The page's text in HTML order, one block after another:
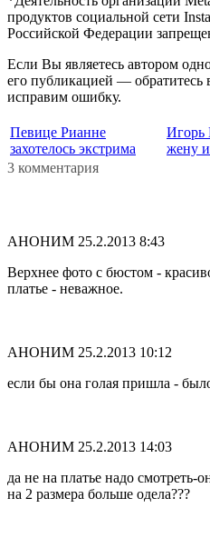
продуктов социальной сети
Российской Федерации
Если Вы являетесь автором
его публикацией —
исправим ошибку.
Певице Рианне
захотелось экстрима
Игорь
жену
3 комментария
АНОНИМ 25.2.2013 8:43
Верхнее фото с бюстом -
платье - неважное.
АНОНИМ 25.2.2013 10:12
если бы она голая пришла -
АНОНИМ 25.2.2013 14:03
да не на платье надо смотреть-
на 2 размера больше одела???